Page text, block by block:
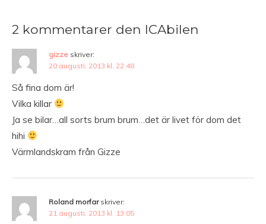
2 kommentarer den ICAbilen
gizze skriver:
20 augusti, 2013 kl. 22:48
Så fina dom är!
Vilka killar
Ja se bilar…all sorts brum brum…det är livet för dom det
hihi
Värmlandskram från Gizze
Roland morfar skriver:
21 augusti, 2013 kl. 13:05